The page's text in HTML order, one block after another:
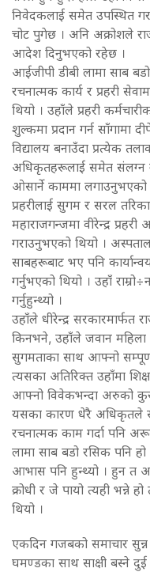
निवेदकलाई समेत उपस्थित
चोट पुगेछ । अनि अक्रोशले
आदेश दिनुभएको रहेछ ।
आईजीपी डीबी लामा साब
रचनात्मक कार्य र प्रहरी
थियो । उहाँले प्रहरी
शुल्कमा प्रदान गर्न साँगामा
विद्यालय बनाउँदा प्रत्येक
अधिकृतहरूलाई समेत संलग्न
ओसार्ने काममा लगाउनुभएको
प्रहरीलाई सुगम र सरल
महाराजगन्जमा वीरेन्द्र
गराउनुभएको थियो ।
साबहरूबाट भए पनि
गर्नुभएको थियो । उहाँ
गर्नुहुन्थ्यो ।
उहाँले धीरेन्द्र सरकारमार्फत
किनभने, उहाँले जवान महिला
सुगमताका साथ आफ्नो सम्पूर्ण
त्यसका अतिरिक्त उहाँमा
आफ्नो विवेकभन्दा अरुको
यसका कारण धेरै अधिकृतले
रचनात्मक काम गर्दा पनि
लामा साब बडो रसिक पनि हो
आभास पनि हुन्थ्यो । हुन त
क्रोधी र जे पायो त्यही भन्ने
थियो ।
एकदिन गजबको समाचार सुन्न
घमण्डका साथ साक्षी बस्ने